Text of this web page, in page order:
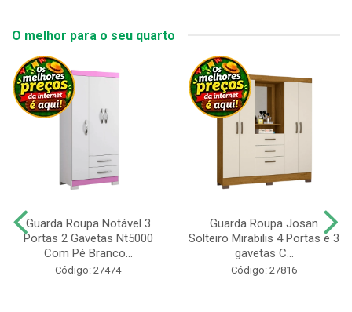
O melhor para o seu quarto
Guarda Roupa Notável 3
Portas 2 Gavetas Nt5000
Com Pé Branco...
Código: 27474
Guarda Roupa Josan
Solteiro Mirabilis 4 Portas e 3
gavetas C...
Código: 27816